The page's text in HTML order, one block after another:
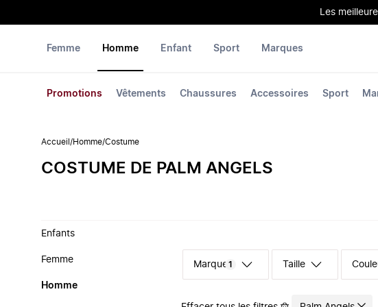
Les
Femme Homme
Promotions Vêtements Chaussures Accessoires Sport
Enfant Sport Marques
Accueil /Homme/Costume
‪‬‪COSTUME‬‪‬ DE ‪PALM ANGELS‬
Enfants
Femme
Homme
Marque 1 Taille